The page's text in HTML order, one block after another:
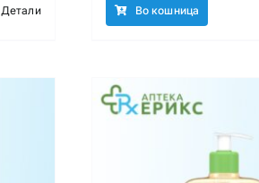
Детали Во кошница